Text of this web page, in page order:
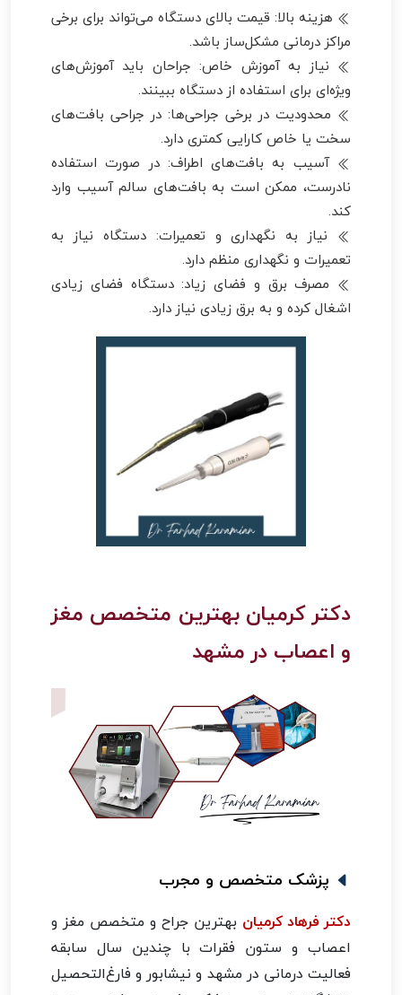
هزینه بالا: قیمت بالای دستگاه می‌تواند برای برخی
مراکز درمانی مشکل‌ساز باشد.
نیاز به آموزش خاص: جراحان باید آموزش‌های
ویژه‌ای برای استفاده از دستگاه ببینند.
محدودیت در برخی جراحی‌ها: در جراحی بافت‌های
سخت یا خاص کارایی کمتری دارد.
آسیب به بافت‌های اطراف: در صورت استفاده
نادرست، ممکن است به بافت‌های سالم آسیب وارد
کند.
نیاز به نگهداری و تعمیرات: دستگاه نیاز به
تعمیرات و نگهداری منظم دارد.
مصرف برق و فضای زیاد: دستگاه فضای زیادی
اشغال کرده و به برق زیادی نیاز دارد.
دکتر کرمیان بهترین متخصص مغز
و اعصاب در مشهد
پزشک متخصص و مجرب
دکتر فرهاد کرمیان بهترین جراح و متخصص مغز و
اعصاب و ستون فقرات با چندین سال سابقه
فعالیت درمانی در مشهد و نیشابور و فارغ‌التحصیل